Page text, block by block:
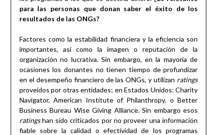
para las personas que donan saber el éxito de los
resultados de las ONGs?
Factores como la estabilidad financiera y la eficiencia son
importantes, así como la imagen o reputación de la
organización no lucrativa. Sin embargo, en la mayoría de
ocasiones los donantes no tienen tiempo de profundizar
en el desempeño financiero de las ONGs, y utilizan ratings
proveídos por otras entidades; en Estados Unidos: Charity
Navigator, American Institute of Philanthropy, o Better
Business Bureau Wise Giving Alliance. Sin embargo esos
ratingshan sido criticados por no proveer una información
fiable sobre la calidad o efectividad de los programas